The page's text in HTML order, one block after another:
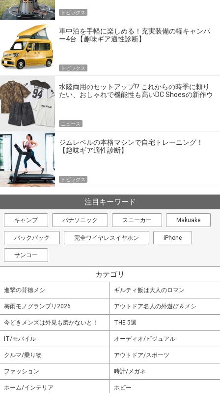
トピックス
車中泊を手軽に楽しめる！充実装備の軽キャンパ
ー4台【趣味ギア適性診断】
トピックス
水陸両用のセットアップ!? これからの時季に頼り
たい、おしゃれで機能性も高いDC Shoesの新作ウ
ニュース
ジムレベルの本格マシンで自宅トレーニング！
【趣味ギア適性診断】
トピックス
注目キーワード
キャンプ パナソニック スニーカー Makuake
バックパック 完全ワイヤレスイヤホン iPhone
サンコー
カテゴリ
進撃の背徳メシ ギルティ飯は大人のロマン
梅雨モノグランプリ2026 アウトドア名人の外遊び＆メシ
今どきメンズは外見も磨かないと！ THE 5選
IT/モバイル オーディオ/ビジュアル
クルマ/乗り物 アウトドア/スポーツ
ファッション 時計/メガネ
ホーム/インテリア ホビー